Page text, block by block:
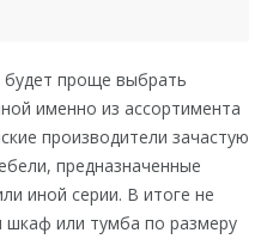
проще выбрать
именно из ассортимента
производители зачастую
предназначенные
иной серии. В итоге не
шкаф или тумба по размеру